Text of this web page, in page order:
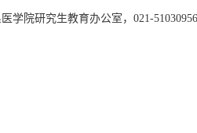
院研究生教育办公室， 021-